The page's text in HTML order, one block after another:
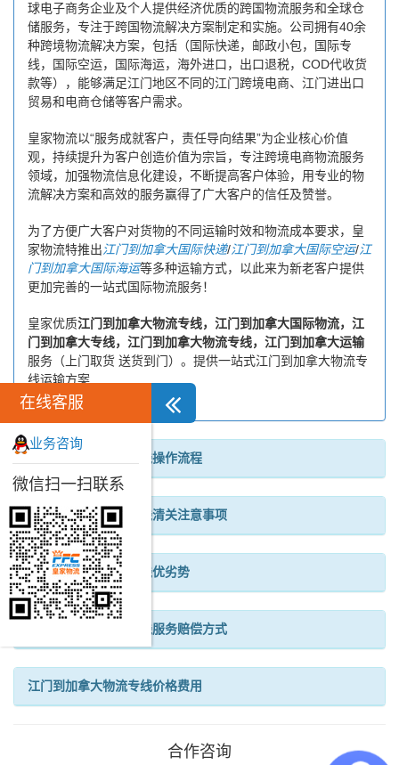
球电子商务企业及个人提供经济优质的跨国物流服务和全球仓
储服务，专注于跨国物流解决方案制定和实施。公司拥有40余
种跨境物流解决方案，包括（国际快递，邮政小包，国际专
线，国际空运，国际海运，海外进口，出口退税，COD代收货
款等），能够满足江门地区不同的江门跨境电商、江门进出口
贸易和电商仓储等客户需求。
皇家物流以“服务成就客户，责任导向结果”为企业核心价值
观，持续提升为客户创造价值为宗旨，专注跨境电商物流服务
领域，加强物流信息化建设，不断提高客户体验，用专业的物
流解决方案和高效的服务赢得了广大客户的信任及赞誉。
为了方便广大客户对货物的不同运输时效和物流成本要求，皇
家物流特推出江门到加拿大国际快递/江门到加拿大国际空运/江
门到加拿大国际海运等多种运输方式，以此来为新老客户提供
更加完善的一站式国际物流服务！
皇家优质江门到加拿大物流专线，江门到加拿大国际物流，江
门到加拿大专线，江门到加拿大物流专线，江门到加拿大运输
服务（上门取货 送货到门）。提供一站式江门到加拿大物流专
线运输方案...
江门到加拿大物流专线操作流程
江门到加拿大物流专线清关注意事项
江门到加拿大物流专线优劣势
江门到加拿大物流专线服务赔偿方式
江门到加拿大物流专线价格费用
合作咨询
在线客服
业务咨询
微信扫一扫联系